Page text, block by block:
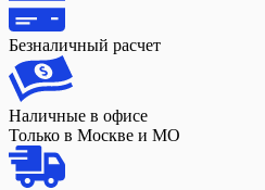
Безналичный расчет
Наличные в офисе
Только в Москве и МО